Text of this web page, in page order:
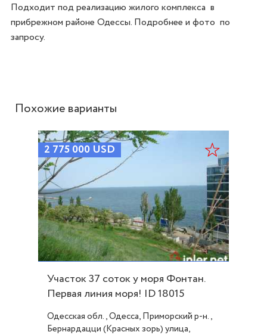
Подходит под реализацию жилого комплекса  в
прибрежном районе Одессы. Подробнее и фото  по
запросу.
Похожие варианты
2 775 000 USD
Участок 37 соток у моря Фонтан.
Первая линия моря! ID 18015
Одесская обл., Одесса, Приморский р-н.,
Бернардацци (Красных зорь) улица,